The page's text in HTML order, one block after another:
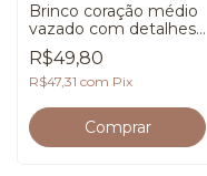
Brinco coração médio
vazado com detalhes
em banho de Prata
925
R$49,80
R$47,31 com Pix